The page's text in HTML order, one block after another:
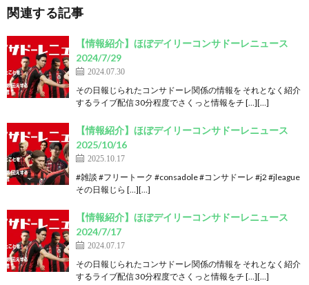
関連する記事
【情報紹介】ほぼデイリーコンサドーレニュース
2024/7/29
2024.07.30
その日報じられたコンサドーレ関係の情報を それとなく紹介
するライブ配信 30分程度でさくっと情報をチ […][…]
【情報紹介】ほぼデイリーコンサドーレニュース
2025/10/16
2025.10.17
#雑談 #フリートーク #consadole #コンサドーレ #j2 #jleague
その日報じら […][…]
【情報紹介】ほぼデイリーコンサドーレニュース
2024/7/17
2024.07.17
その日報じられたコンサドーレ関係の情報を それとなく紹介
するライブ配信 30分程度でさくっと情報をチ […][…]